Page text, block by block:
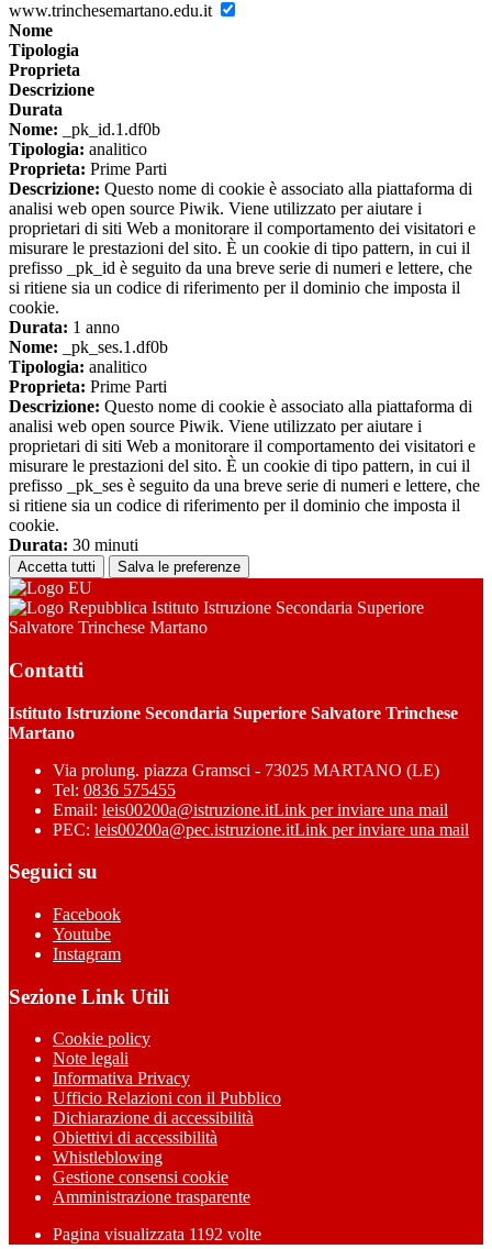
www.trinchesemartano.edu.it
Nome
Tipologia
Proprieta
Descrizione
Durata
Nome: _pk_id.1.df0b
Tipologia: analitico
Proprieta: Prime Parti
Descrizione: Questo nome di cookie è associato alla piattaforma di
analisi web open source Piwik. Viene utilizzato per aiutare i
proprietari di siti Web a monitorare il comportamento dei visitatori e
misurare le prestazioni del sito. È un cookie di tipo pattern, in cui il
prefisso _pk_id è seguito da una breve serie di numeri e lettere, che
si ritiene sia un codice di riferimento per il dominio che imposta il
cookie.
Durata: 1 anno
Nome: _pk_ses.1.df0b
Tipologia: analitico
Proprieta: Prime Parti
Descrizione: Questo nome di cookie è associato alla piattaforma di
analisi web open source Piwik. Viene utilizzato per aiutare i
proprietari di siti Web a monitorare il comportamento dei visitatori e
misurare le prestazioni del sito. È un cookie di tipo pattern, in cui il
prefisso _pk_ses è seguito da una breve serie di numeri e lettere, che
si ritiene sia un codice di riferimento per il dominio che imposta il
cookie.
Durata: 30 minuti
Accetta tutti Salva le preferenze
Istituto Istruzione Secondaria Superiore
Salvatore Trinchese Martano
Contatti
Istituto Istruzione Secondaria Superiore Salvatore Trinchese
Martano
Via prolung. piazza Gramsci - 73025 MARTANO (LE)
Tel: 0836 575455
Email: leis00200a@istruzione.itLink per inviare una mail
PEC: leis00200a@pec.istruzione.itLink per inviare una mail
Seguici su
Facebook
Youtube
Instagram
Sezione Link Utili
Cookie policy
Note legali
Informativa Privacy
Ufficio Relazioni con il Pubblico
Dichiarazione di accessibilità
Obiettivi di accessibilità
Whistleblowing
Gestione consensi cookie
Amministrazione trasparente
Pagina visualizzata 1192 volte